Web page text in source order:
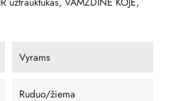
Vyrams
Ruduo/žiema